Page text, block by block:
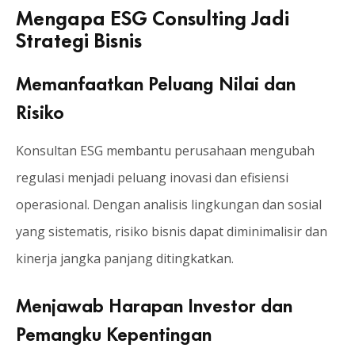
Mengapa ESG Consulting Jadi
Strategi Bisnis
Memanfaatkan Peluang Nilai dan
Risiko
Konsultan ESG membantu perusahaan mengubah
regulasi menjadi peluang inovasi dan efisiensi
operasional. Dengan analisis lingkungan dan sosial
yang sistematis, risiko bisnis dapat diminimalisir dan
kinerja jangka panjang ditingkatkan.
Menjawab Harapan Investor dan
Pemangku Kepentingan